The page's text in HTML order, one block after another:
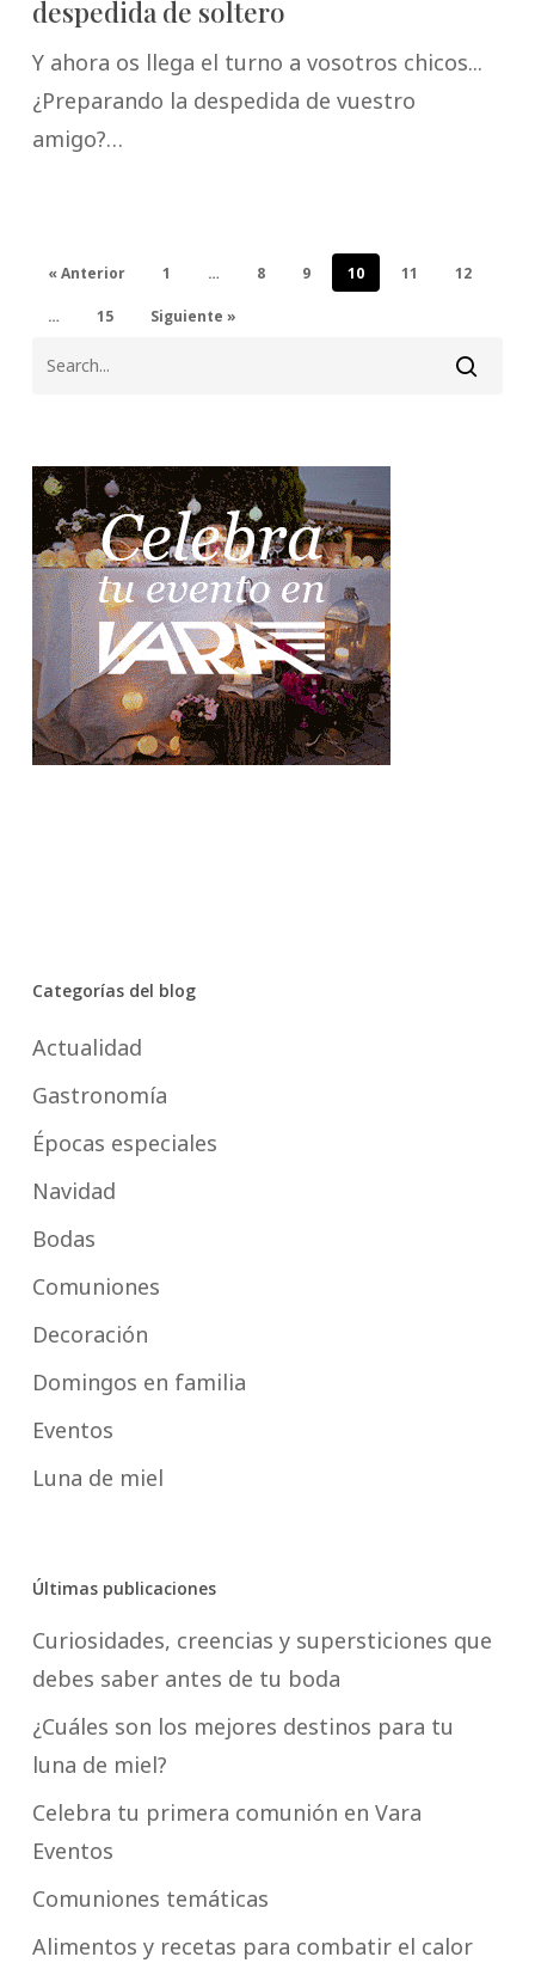
despedida de soltero
Y ahora os llega el turno a vosotros chicos...
¿Preparando la despedida de vuestro
amigo?…
« Anterior 1 … 8 9 10 11 12
… 15 Siguiente »
Categorías del blog
Actualidad
Gastronomía
Épocas especiales
Navidad
Bodas
Comuniones
Decoración
Domingos en familia
Eventos
Luna de miel
Últimas publicaciones
Curiosidades, creencias y supersticiones que
debes saber antes de tu boda
¿Cuáles son los mejores destinos para tu
luna de miel?
Celebra tu primera comunión en Vara
Eventos
Comuniones temáticas
Alimentos y recetas para combatir el calor